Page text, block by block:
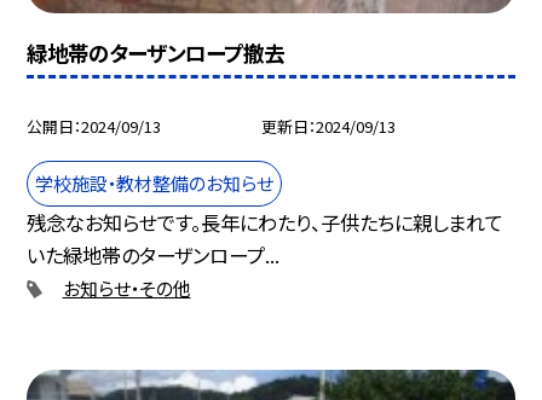
緑地帯のターザンロープ撤去
公開日 2024/09/13 更新日 2024/09/13
学校施設・教材整備のお知らせ
残念なお知らせです。長年にわたり、子供たちに親しまれて
いた緑地帯のターザンロープ...
お知らせ・その他